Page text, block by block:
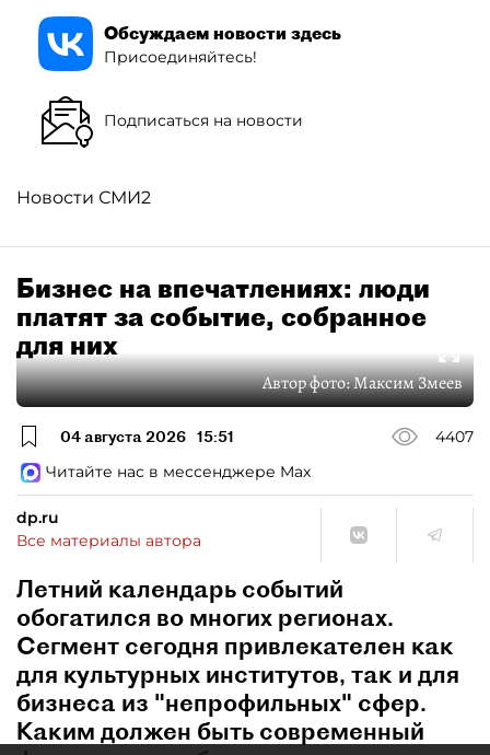
Обсуждаем новости здесь
Присоединяйтесь!
Подписаться на новости
Новости СМИ2
Бизнес на впечатлениях: люди
платят за событие, собранное
для них
Автор фото:Максим Змеев
04 августа 2026 15:51
4407
Читайте нас в мессенджере Max
dp.ru
Все материалы автора
Летний календарь событий
обогатился во многих регионах.
Сегмент сегодня привлекателен как
для культурных институтов, так и для
бизнеса из "непрофильных" сфер.
Каким должен быть современный